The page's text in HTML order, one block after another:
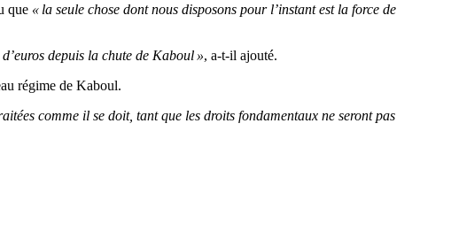
que « la seule chose dont nous disposons pour l’instant est la force de
depuis la chute de Kaboul », a-t-il ajouté.
régime de Kaboul.
comme il se doit, tant que les droits fondamentaux ne seront pas